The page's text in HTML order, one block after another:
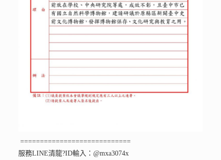
============================
服務LINE清龍?ID輸入：@mxa3074x